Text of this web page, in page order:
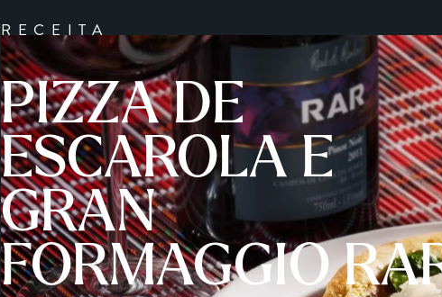
RECEITA
PIZZA DE
ESCAROLA E
GRAN
FORMAGGIO